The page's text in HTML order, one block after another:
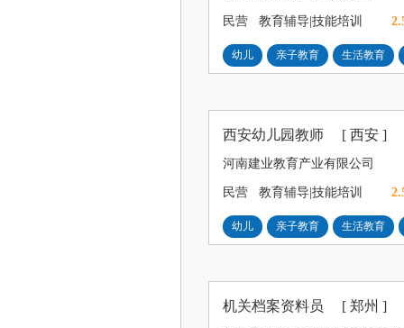
民营 教育辅导|技能培训
幼儿 亲子教育 生活教育
西安幼儿园教师 [ 西安 ]
河南建业教育产业有限公司
民营 教育辅导|技能培训
幼儿 亲子教育 生活教育
机关档案资料员 [ 郑州 ]